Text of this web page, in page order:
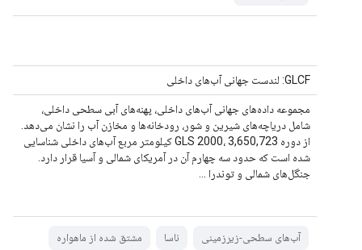
GLCF: لندست جهانی آب‌های داخلی
مجموعه داده‌های جهانی آب‌های داخلی، پهنه‌های آبی سطحی داخلی،
شامل دریاچه‌های شیرین و شور، رودخانه‌ها و مخازن آب را نشان می‌دهد.
از دوره GLS 2000، 3,650,723 کیلومتر مربع آب‌های داخلی شناسایی
شده است که حدود سه چهارم آن در آمریکای شمالی و آسیا قرار دارد.
جنگل‌های شمالی و توندرا ...
آب‌های سطحی-زیرزمینی ناسا مشتق شده از ماهواره